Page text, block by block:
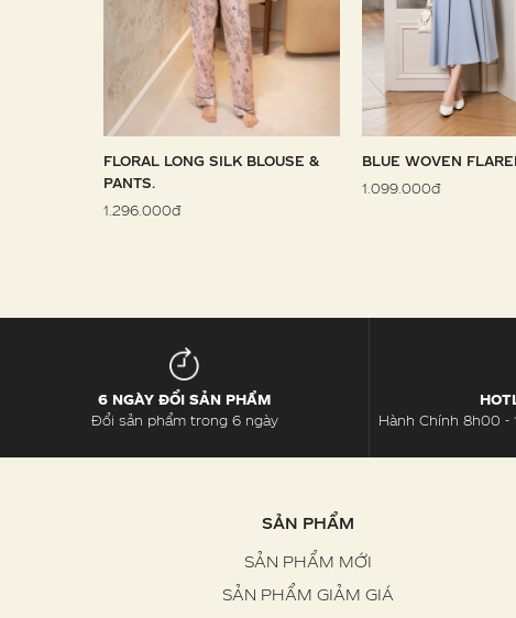
FLORAL LONG SILK BLOUSE &
PANTS.
1.296.000đ
BLUE WOVEN
1.099.000đ
6 NGÀY ĐỔI SẢN PHẨM
Đổi sản phẩm trong 6 ngày
Hành Chính 8h00 -
SẢN PHẨM
SẢN PHẨM MỚI
SẢN PHẨM GIẢM GIÁ